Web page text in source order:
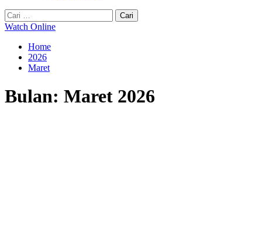
Cari
untuk:
Watch Online
Home
2026
Maret
Bulan: Maret 2026